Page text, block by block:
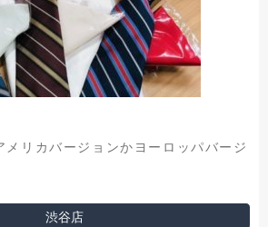
メリカバージョンかヨーロッパバージ
渋谷店